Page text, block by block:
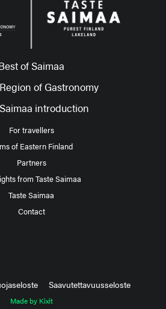
of Saimaa
of Gastronomy
introduction
For travellers
of Eastern Finland
Partners
from Taste Saimaa
Taste Saimaa
Contact
Saavutettavuusseloste
Made by Kixit